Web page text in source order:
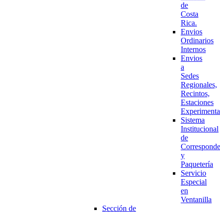
de
Costa
Rica.
Envios
Ordinarios
Internos
Envios
a
Sedes
Regionales,
Recintos,
Estaciones
Sistema
Institucional
de
y
Paquetería
Servicio
Especial
en
Ventanilla
Sección de